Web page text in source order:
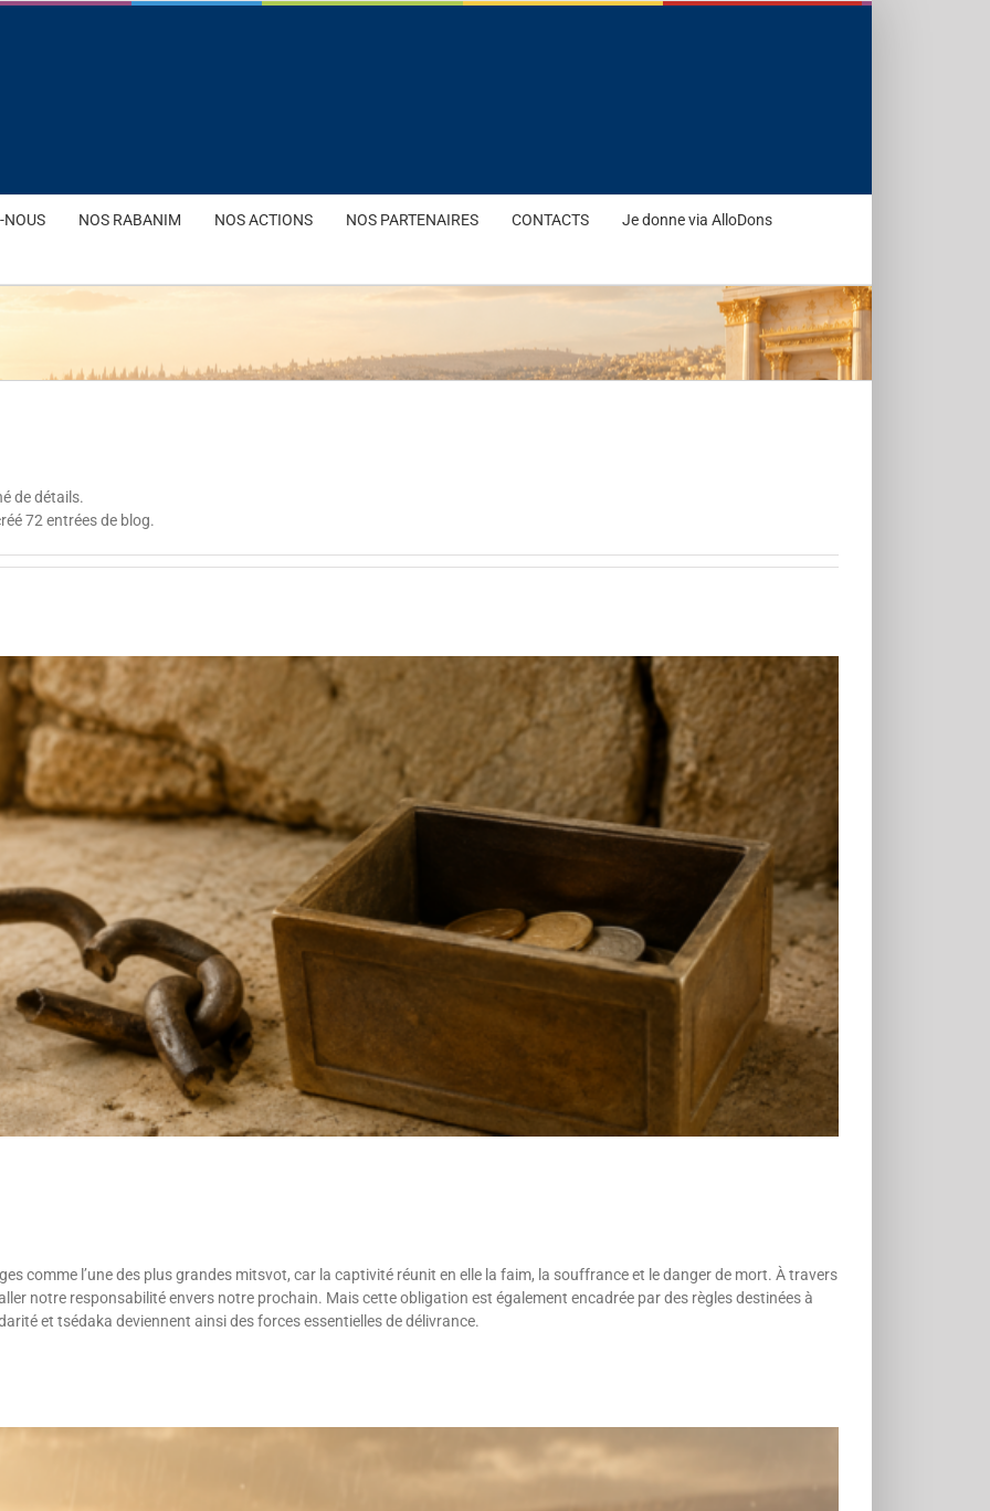
NOUS NOS RABANIM NOS ACTIONS NOS PARTENAIRES CONTACTS Je donne via AlloDons
de détails.
72 entrées de blog.
comme l’une des plus grandes mitsvot, car la captivité réunit en elle la faim, la souffrance et le danger de mort. À travers
notre responsabilité envers notre prochain. Mais cette obligation est également encadrée par des règles destinées à
et tsédaka deviennent ainsi des forces essentielles de délivrance.